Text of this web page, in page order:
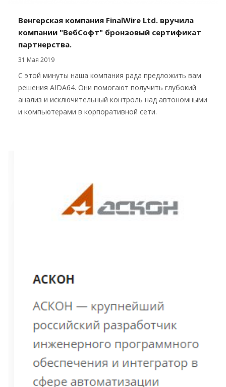
Венгерская компания FinalWire Ltd. вручила
компании "ВебСофт" бронзовый сертификат
партнерства.
31 Мая 2019
С этой минуты наша компания рада предложить вам
решения AIDA64. Они помогают получить глубокий
анализ и исключительный контроль над автономными
и компьютерами в корпоративной сети.